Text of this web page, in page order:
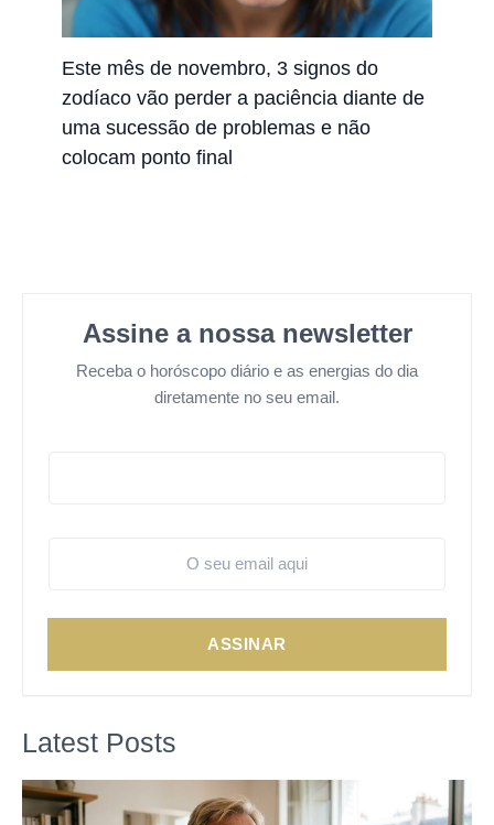
Este mês de novembro, 3 signos do
zodíaco vão perder a paciência diante de
uma sucessão de problemas e não
colocam ponto final
Assine a nossa newsletter
Receba o horóscopo diário e as energias do dia
diretamente no seu email.
ASSINAR
Latest Posts